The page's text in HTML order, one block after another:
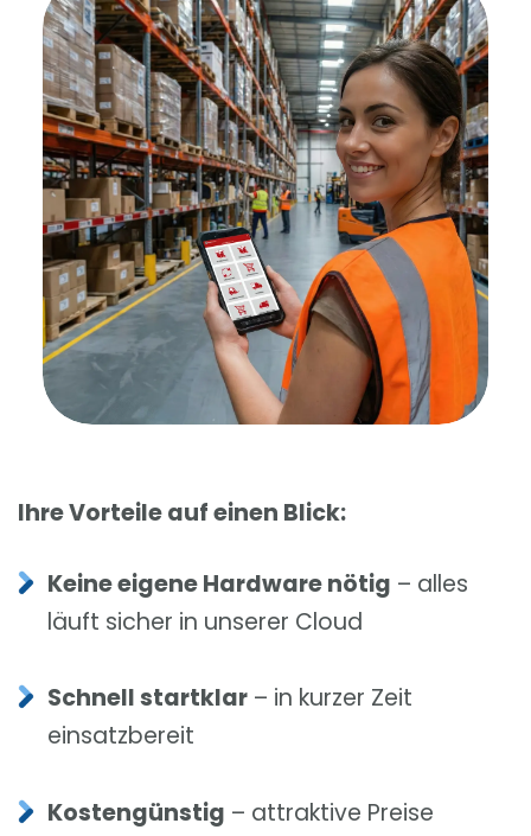
Ihre Vorteile auf einen Blick:
Keine eigene Hardware nötig – alles
läuft sicher in unserer Cloud
Schnell startklar – in kurzer Zeit
einsatzbereit
Kostengünstig – attraktive Preise